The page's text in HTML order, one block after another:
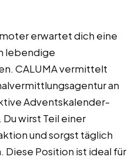
erwartet dich eine
lebendige
CALUMA vermittelt
an
Adventskalender-
wirst Teil einer
und sorgst täglich
Diese Position ist ideal für